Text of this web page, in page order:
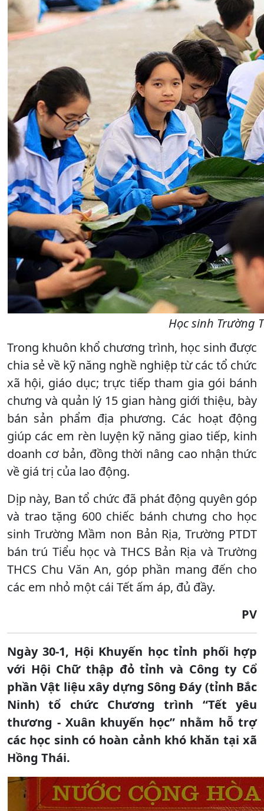
Học sinh Trường
Trong khuôn khổ chương trình, học sinh được
chia sẻ về kỹ năng nghề nghiệp từ các tổ chức
xã hội, giáo dục; trực tiếp tham gia gói bánh
chưng và quản lý 15 gian hàng giới thiệu, bày
bán sản phẩm địa phương. Các hoạt động
giúp các em rèn luyện kỹ năng giao tiếp, kinh
doanh cơ bản, đồng thời nâng cao nhận thức
về giá trị của lao động.
Dịp này, Ban tổ chức đã phát động quyên góp
và trao tặng 600 chiếc bánh chưng cho học
sinh Trường Mầm non Bản Rịa, Trường PTDT
bán trú Tiểu học và THCS Bản Rịa và Trường
THCS Chu Văn An, góp phần mang đến cho
các em nhỏ một cái Tết ấm áp, đủ đầy.
PV
Ngày 30-1, Hội Khuyến học tỉnh phối hợp
với Hội Chữ thập đỏ tỉnh và Công ty Cổ
phần Vật liệu xây dựng Sông Đáy (tỉnh Bắc
Ninh) tổ chức Chương trình “Tết yêu
thương - Xuân khuyến học” nhằm hỗ trợ
các học sinh có hoàn cảnh khó khăn tại xã
Hồng Thái.